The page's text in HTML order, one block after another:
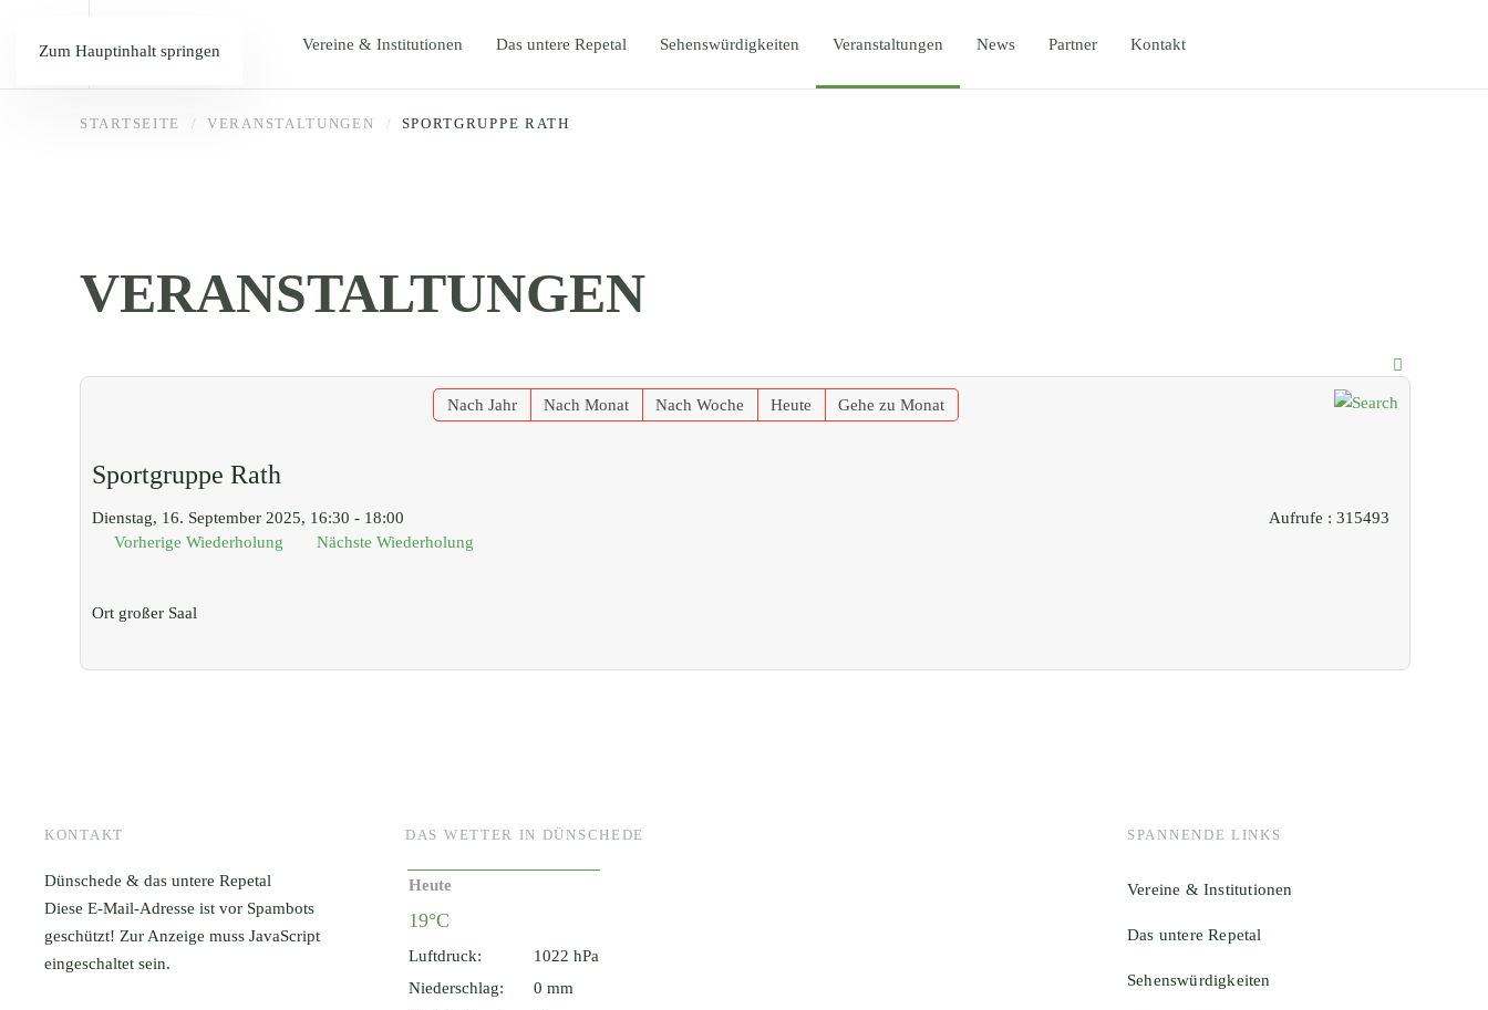
Zum Hauptinhalt springen Vereine & Institutionen Das untere Repetal Sehenswürdigkeiten Veranstaltungen News Partner Kontakt
STARTSEITE VERANSTALTUNGEN SPORTGRUPPE RATH
VERANSTALTUNGEN
Nach Jahr Nach Monat Nach Woche Heute Gehe zu Monat
Sportgruppe Rath
Dienstag, 16. September 2025, 16:30 - 18:00
Vorherige Wiederholung
Nächste Wiederholung
Aufrufe : 315493
Ort großer Saal
KONTAKT
Dünschede & das untere Repetal
Diese E-Mail-Adresse ist vor Spambots
geschützt! Zur Anzeige muss JavaScript
eingeschaltet sein.
DAS WETTER IN DÜNSCHEDE
Heute
19°C
Luftdruck:
1022 hPa
Niederschlag:
0 mm
SPANNENDE LINKS
Vereine & Institutionen
Das untere Repetal
Sehenswürdigkeiten